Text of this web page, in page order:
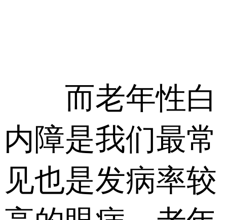
而老年性白
内障是我们最常
见也是发病率较